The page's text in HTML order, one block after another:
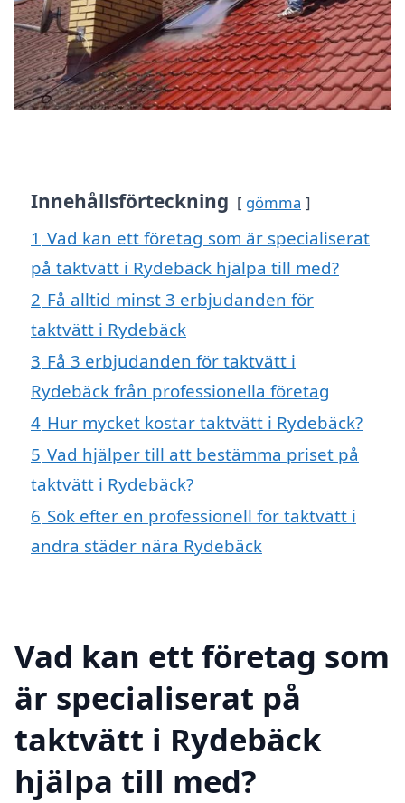
Innehållsförteckning gömma
1 Vad kan ett företag som är specialiserat
på taktvätt i Rydebäck hjälpa till med?
2 Få alltid minst 3 erbjudanden för
taktvätt i Rydebäck
3 Få 3 erbjudanden för taktvätt i
Rydebäck från professionella företag
4 Hur mycket kostar taktvätt i Rydebäck?
5 Vad hjälper till att bestämma priset på
taktvätt i Rydebäck?
6 Sök efter en professionell för taktvätt i
andra städer nära Rydebäck
Vad kan ett företag som
är specialiserat på
taktvätt i Rydebäck
hjälpa till med?